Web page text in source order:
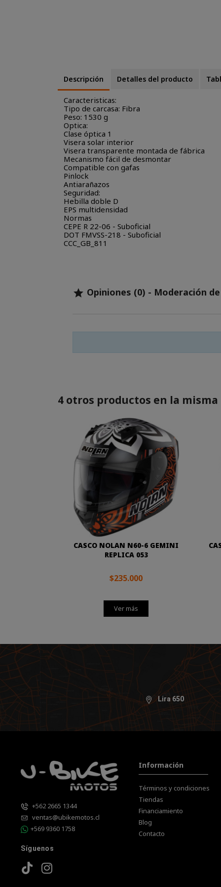
Descripción Detalles del producto
Caracteristicas:
Tipo de carcasa: Fibra
Peso: 1530 g
Optica:
Clase óptica 1
Visera solar interior
Visera transparente montada de fábrica
Mecanismo fácil de desmontar
Compatible con gafas
Pinlock
Antiarañazos
Seguridad:
Hebilla doble D
EPS multidensidad
Normas
CEPE R 22-06 - Suboficial
DOT FMVSS-218 - Suboficial
CCC_GB_811
 Opiniones (0) - Moderación
4 otros productos en la
CASCO NOLAN N60-6 GEMINI
REPLICA 053
$235.000
Ver más
Lira 650
+562 2665 1344
ventas@ubikemotos.cl
+569 9360 1758
Síguenos
Información
Términos y condiciones
Tiendas
Financiamiento
Blog
Contacto